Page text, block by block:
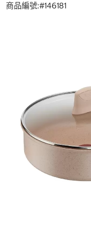
商品編號:#146181